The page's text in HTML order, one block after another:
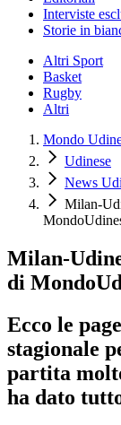
Interviste
Storie in
Altri Sport
Basket
Rugby
Altri
Mondo
Udinese
News
Milan-
Milan-
di
Ecco le
stagionale
partita
ha dato